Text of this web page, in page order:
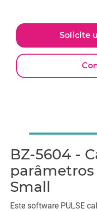
Solicite
BZ-5604 -
parâmetros
Small
Este software PULSE